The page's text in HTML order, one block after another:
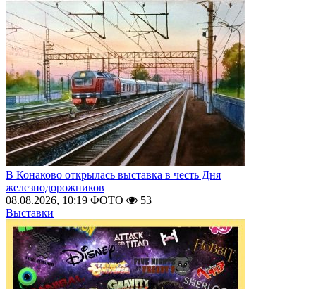
В Конаково открылась выставка в честь Дня
железнодорожников
08.08.2026, 10:19 ФОТО
53
Выставки